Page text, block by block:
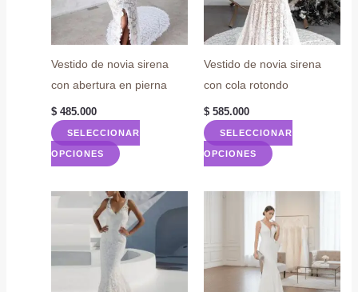
Vestido de novia sirena
con abertura en pierna
$485.000
SELECCIONAR
OPCIONES
Este
tiene
múltiples
variantes.
Las
Vestido de novia sirena
con cola rotondo
$ 585.000
SELECCIONAR
OPCIONES
Este
tiene
múltiples
variantes.
Las
opciones